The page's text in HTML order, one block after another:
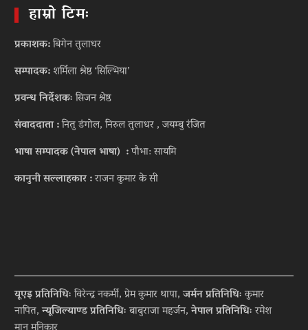
हाम्रो टिमः
प्रकाशक:बिगेन तुलाधर
सम्पादक:शर्मिला श्रेष्ठ ‘सिल्भिया’
प्रवन्ध निर्देशकःसिजन श्रेष्ठ
संवाददाता :नितु डंगोल, निरुल तुलाधर , जयम्बु रंजित
भाषा सम्पादक (नेपाल भाषा) :पौभा: सायमि
कानुनी सल्लाहकार :राजन कुमार के सी
यूएइ प्रतिनिधिःविरेन्द्र नकर्मी, प्रेम कुमार थापा,जर्मन प्रतिनिधिःकुमार
नापित,न्यूजिल्याण्ड प्रतिनिधिःबाबुराजा महर्जन,नेपाल प्रतिनिधिःरमेश